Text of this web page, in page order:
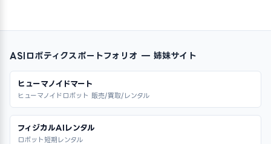
ASIロボティクスポートフォリオ — 姉妹サイト
ヒューマノイドマート
ヒューマノイドロボット 販売/買取/レンタル
フィジカルAIレンタル
ロボット短期レンタル